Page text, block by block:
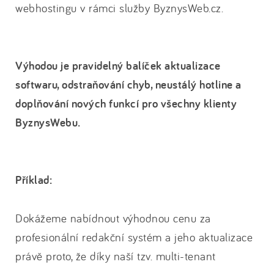
webhostingu v rámci služby ByznysWeb.cz.
Výhodou je pravidelný balíček aktualizace
softwaru, odstraňování chyb, neustálý hotline a
doplňování nových funkcí pro všechny klienty
ByznysWebu.
Příklad:
Dokážeme nabídnout výhodnou cenu za
profesionální redakční systém a jeho aktualizace
právě proto, že díky naší tzv. multi-tenant